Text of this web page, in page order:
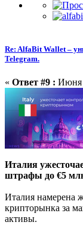
Re: AlfaBit Wallet –
Telegram.
« Ответ #9 : Июня
Италия
штрафы до €5
Италия намерена
крипторынка за
активы.